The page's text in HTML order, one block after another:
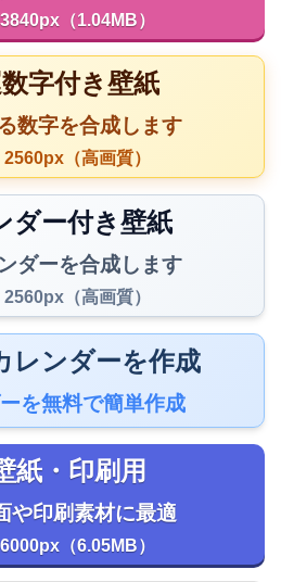
（1.04MB）
字付き壁紙
数字を合成します
（高画質）
ダー付き壁紙
ダーを合成します
（高画質）
レンダーを作成
を無料で簡単作成
紙・印刷用
や印刷素材に最適
（6.05MB）